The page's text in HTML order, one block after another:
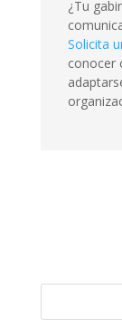
¿Tu
Solicita
conocer